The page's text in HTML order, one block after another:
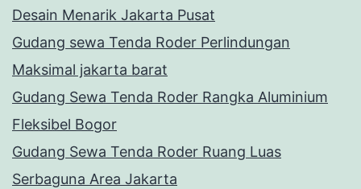
Desain Menarik Jakarta Pusat
Gudang sewa Tenda Roder Perlindungan
Maksimal jakarta barat
Gudang Sewa Tenda Roder Rangka Aluminium
Fleksibel Bogor
Gudang Sewa Tenda Roder Ruang Luas
Serbaguna Area Jakarta